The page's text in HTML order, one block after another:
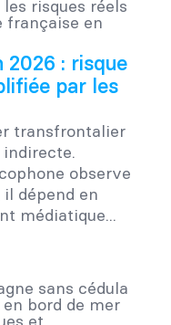
2026 : risque
par les
transfrontalier
observe
il dépend en
médiatique...